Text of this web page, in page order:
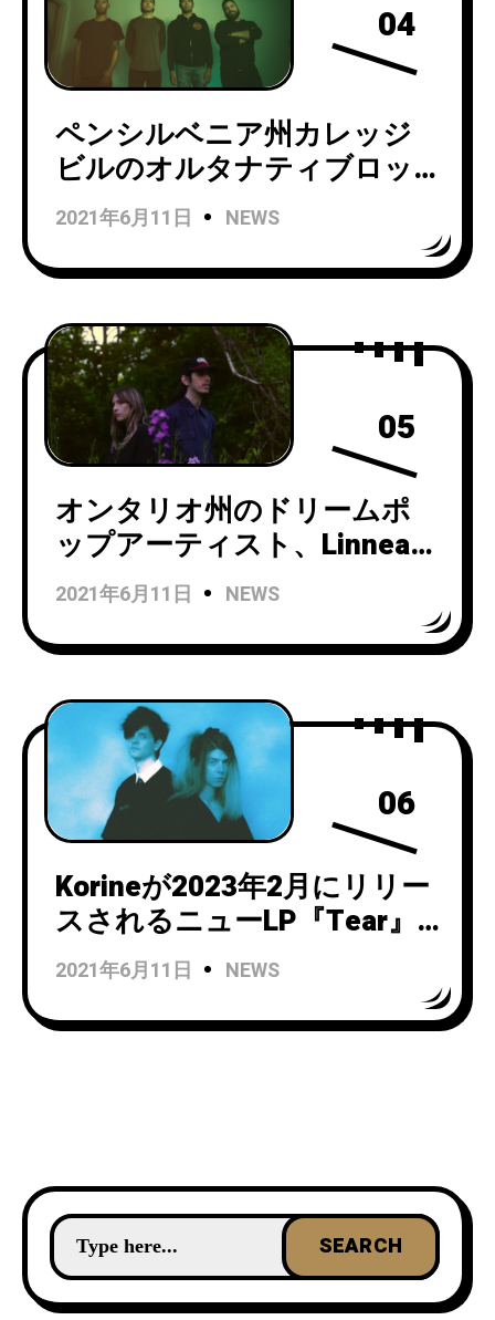
04
ペンシルベニア州カレッジ
ビルのオルタナティブロッ
ク・バンドSleep Cyclesが、
Taking Back SundayやThe
Color Fredでの活動で知られ
をフィーチャーしたニューシ
ングル「Come On and Say
It」をリリース！
2021年6月11日 NEWS
05
オンタリオ州のドリームポ
ップアーティスト、Linnea
Siggelkowによるプロジェク
トEllisがChastityをフィーチ
ャーした「hell (Feat.
2021年6月11日 NEWS
06
Korineが2023年2月にリリー
スされるニューLP『Tear』
より「Train to Harlem 」の
ミュージックビデオを公開！
2021年6月11日 NEWS